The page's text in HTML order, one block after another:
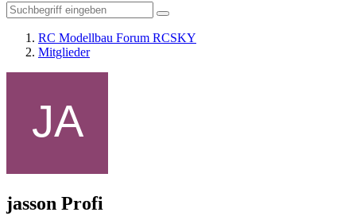
RC Modellbau Forum RCSKY
Mitglieder
jasson Profi